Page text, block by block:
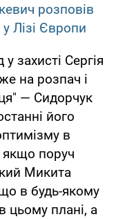
розповів
Лізі Європи
захисті Сергія
на розпач і
— Сидорчук
його
в
якщо поруч
Микита
в будь-якому
цьому плані, а